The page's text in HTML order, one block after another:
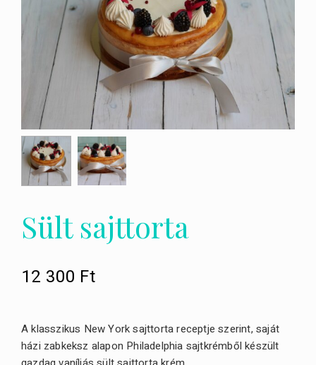
Sült sajttorta
12 300 Ft
A klasszikus New York sajttorta receptje szerint, saját
házi zabkeksz alapon Philadelphia sajtkrémből készült